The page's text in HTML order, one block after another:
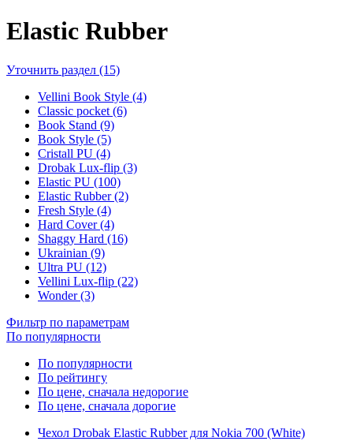
Elastic Rubber
Уточнить раздел (15)
Vellini Book Style (4)
Classic pocket (6)
Book Stand (9)
Book Style (5)
Cristall PU (4)
Drobak Lux-flip (3)
Elastic PU (100)
Elastic Rubber (2)
Fresh Style (4)
Hard Cover (4)
Shaggy Hard (16)
Ukrainian (9)
Ultra PU (12)
Vellini Lux-flip (22)
Wonder (3)
Фильтр по параметрам
По популярности
По популярности
По рейтингу
По цене, сначала недорогие
По цене, сначала дорогие
Чехол Drobak Elastic Rubber для Nokia 700 (White)